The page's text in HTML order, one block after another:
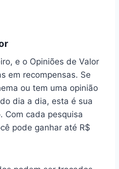
e o Opiniões de Valor
em recompensas. Se
ou tem uma opinião
dia a dia, esta é sua
Com cada pesquisa
pode ganhar até R$